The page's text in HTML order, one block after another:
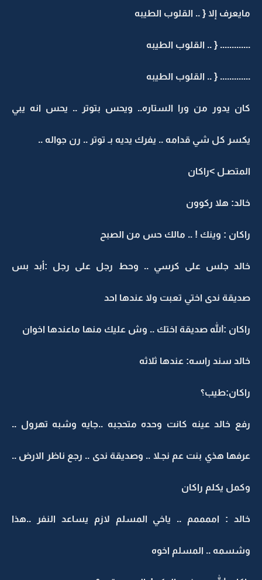
مايعرف إلا { .. القلوب الطيبه
............. { .. القلوب الطيبه
............. { .. القلوب الطيبه
كان يدور من ورا الستاره.. ويحس بتوتر .. يحس انه يبي
يكسر كل شي قدامه .. يفرك يديه بـ توتر .. رن جواله ..
المتصـل >راكان
خالد: هلا ركوون
راكان : وينك ! .. مالك حس من الصبح
خالد جلس على كرسي .. وحط رجل على رجل :أبد بس
صديقة ندى اختي تعبت ولا عندها احد
راكان :الله صديقة اختك .. وش عليك منها ماعندها اخوان
خالد سند راسه: عندها ثلاثه
راكان:طيب؟
رفع خالد عينه كانت وحده متحجبه ..جايه وشبه تهرول ..
عرفها هذي بنت عم نجـلا .. وصديقة ندى .. رجع ناظر الارض ..
وكمل يكلم راكان
خالد : اممممم .. ياخي المسلم لازم يساعد النفر ..هذا
وشسمه .. المسلم اخوه